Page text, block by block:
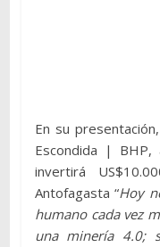
En su
Escondida | BHP,
invertirá
Antofagasta “Hoy
humano cada vez
una minería 4.0;